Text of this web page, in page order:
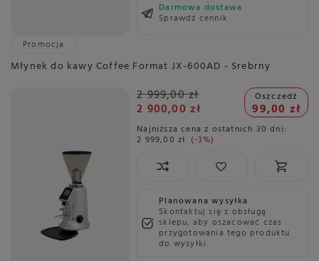
Darmowa dostawa
Sprawdź cennik
Promocja
Młynek do kawy Coffee Format JX-600AD - Srebrny
2 999,00 zł
2 900,00 zł
Oszczedź
99,00 zł
Najniższa cena z ostatnich 30 dni:
2 999,00 zł -3%
Planowana wysyłka
Skontaktuj się z obsługą
sklepu, aby oszacować czas
przygotowania tego produktu
do wysyłki.